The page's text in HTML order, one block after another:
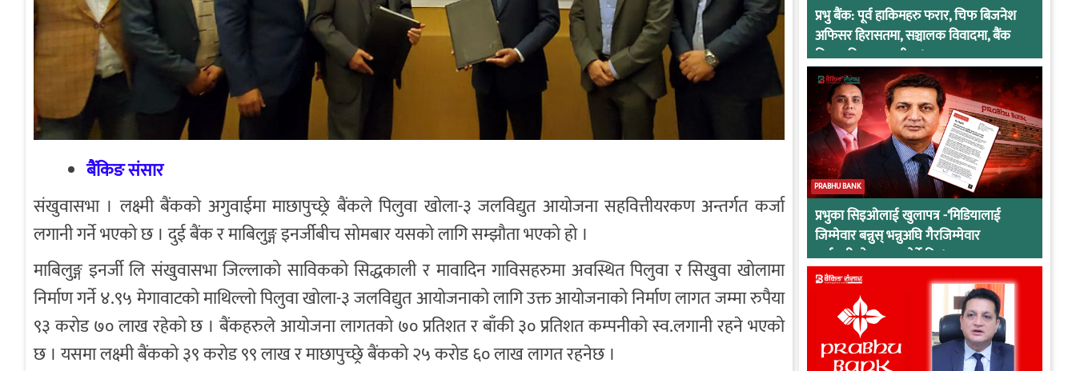
बैंकिङ संसार
संखुवासभा । लक्ष्मी बैंकको अगुवाईमा माछापुच्छ्रे बैंकले पिलुवा खोला-३ जलविद्युत आयोजना सहवित्तीयरकण अन्तर्गत कर्जा
लगानी गर्ने भएको छ । दुई बैंक र माबिलुङ्ग इनर्जीबीच सोमबार यसको लागि सम्झौता भएको हो ।
माबिलुङ्ग इनर्जी लि संखुवासभा जिल्लाको साविकको सिद्धकाली र मावादिन गाविसहरुमा अवस्थित पिलुवा र सिखुवा खोलामा
निर्माण गर्ने ४.९५ मेगावाटको माथिल्लो पिलुवा खोला-३ जलविद्युत आयोजनाको लागि उक्त आयोजनाको निर्माण लागत जम्मा रुपैया
९३ करोड ७० लाख रहेको छ । ‍बैंकहरुले आयोजना लागतको ७० प्रतिशत र बाँकी ३० प्रतिशत कम्पनीको स्व.लगानी रहने भएको
छ । यसमा लक्ष्मी बैंकको ३९ करोड ९९ लाख र माछापुच्छ्रे बैंकको २५ करोड ६० लाख लागत रहनेछ ।
प्रभु बैंक: पूर्व हाकिमहरु फरार, चिफ बिजनेश
अफिसर हिरासतमा, सञ्चालक विवादमा, बैंक
नियामकीय कारवाहीमा !
PRABHU BANK
प्रभुका सिइओलाई खुलापत्र -‘मिडियालाई
जिम्मेवार बन्नुस् भन्नुअघि गैरजिम्मेवार
कर्मचारीको व्यवहार हेर्ने कि !